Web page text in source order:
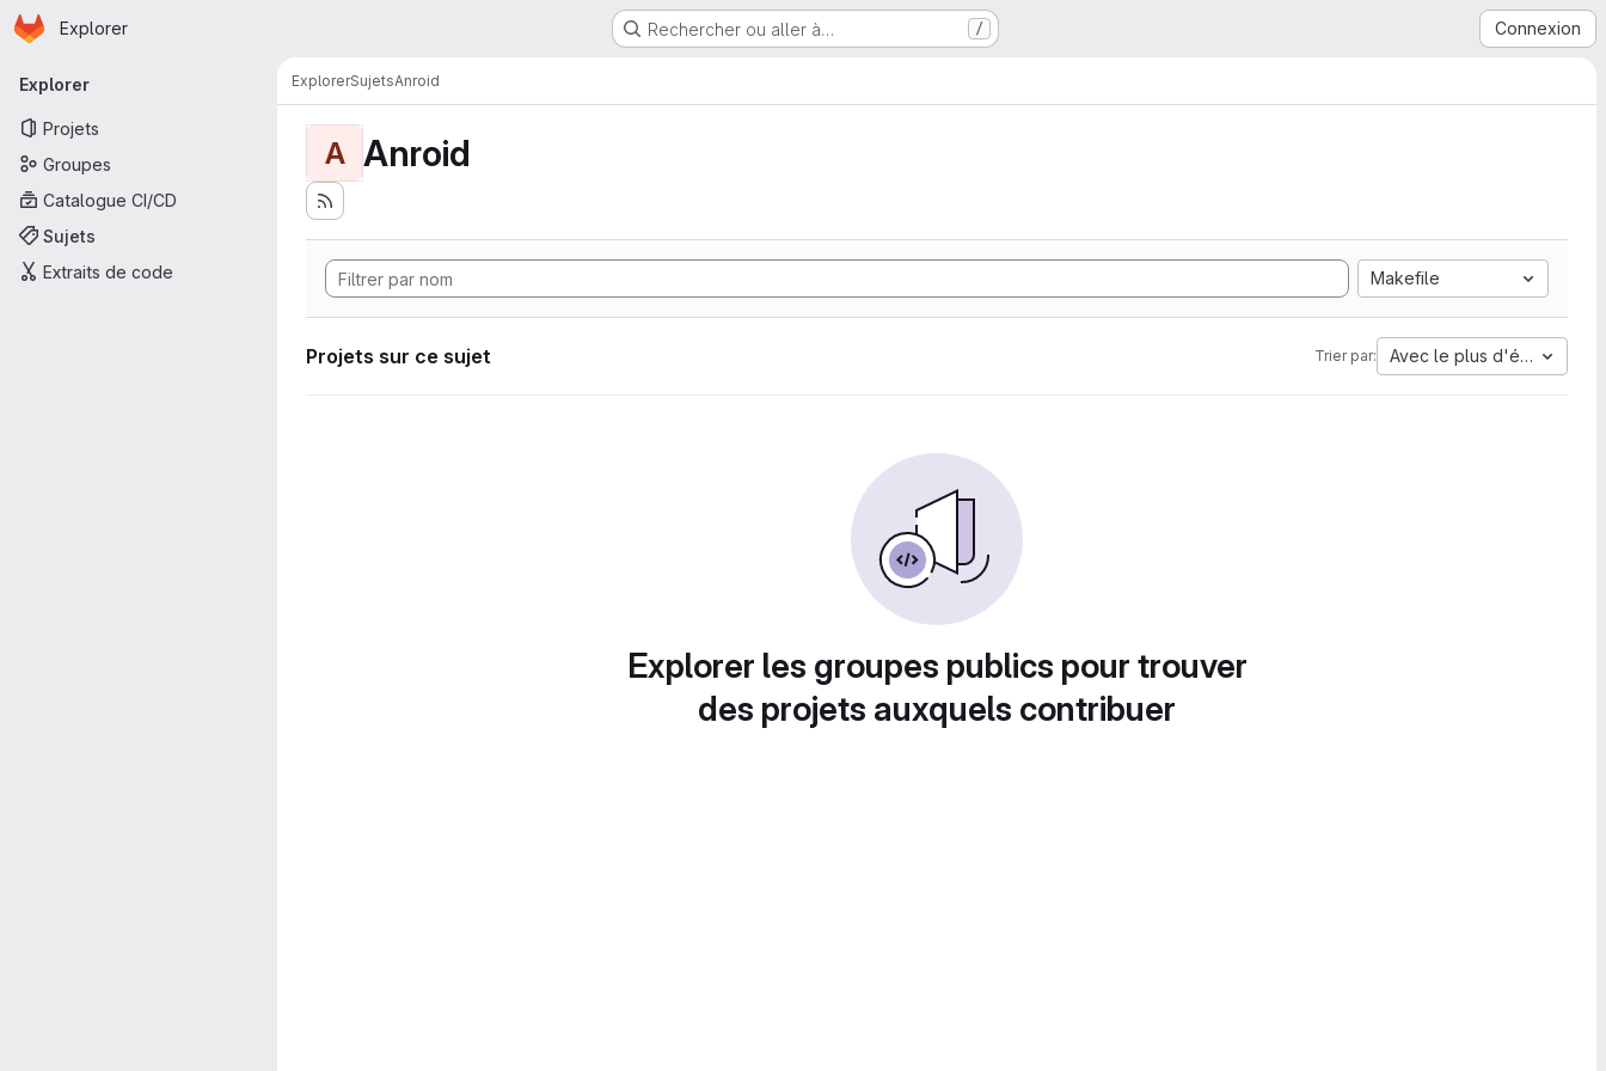
Passer au contenu principal
Page d'accueil
Explorer Rechercher ou aller à… / Connexion
Navigation principale
Explorer
Projets
Groupes
Catalogue CI/CD
Sujets
Extraits de code
ExplorerSujetsAnroid
A Anroid
Makefile
Projets sur ce sujet Trier par: Avec le plus d'étoiles
Explorer les groupes publics pour trouver
des projets auxquels contribuer